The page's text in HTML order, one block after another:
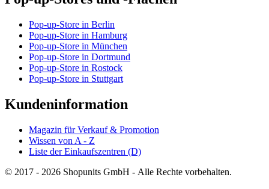
Pop-up-Store in Berlin
Pop-up-Store in Hamburg
Pop-up-Store in München
Pop-up-Store in Dortmund
Pop-up-Store in Rostock
Pop-up-Store in Stuttgart
Kundeninformation
Magazin für Verkauf & Promotion
Wissen von A - Z
Liste der Einkaufszentren (D)
© 2017 - 2026 Shopunits GmbH - Alle Rechte vorbehalten.